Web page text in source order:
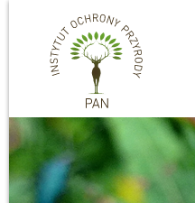
Przejdź do głównej treści